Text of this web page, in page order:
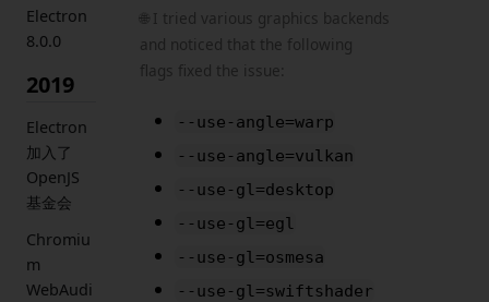
Electron
8.0.0
2019
Electron
加入了
OpenJS
基金会
Chromiu
m
WebAudi
🌐 I tried various graphics backends
and noticed that the following
flags fixed the issue:
--use-angle=warp
--use-angle=vulkan
--use-gl=desktop
--use-gl=egl
--use-gl=osmesa
--use-gl=swiftshader